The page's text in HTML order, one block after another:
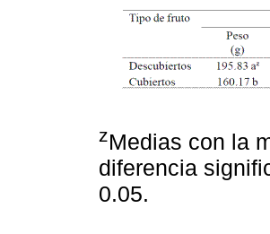
zMedias con la
diferencia
0.05.